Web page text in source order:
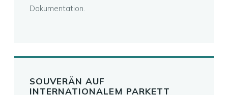
Dokumentation.
SOUVERÄN AUF
INTERNATIONALEM PARKETT